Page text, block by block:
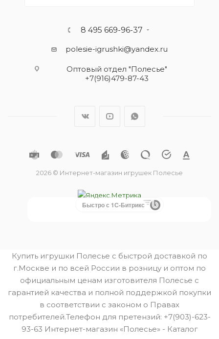
8 495 669-96-37
polesie-igrushki@yandex.ru
Оптовый отдел "Полесье"
+7(916)479-87-43
2026 © Интернет-магазин игрушек Полесье
Быстро с 1С-Битрикс
Купить игрушки Полесье с быстрой доставкой по
г.Москве и по всей России в розницу и оптом по
официальным ценам изготовителя Полесье с
гарантией качества и полной поддержкой покупки
в соответствии с законом о Правах
потребителей.Телефон для претензий: +7(903)-623-
93-63 Интернет-магазин «Полесье» - Каталог